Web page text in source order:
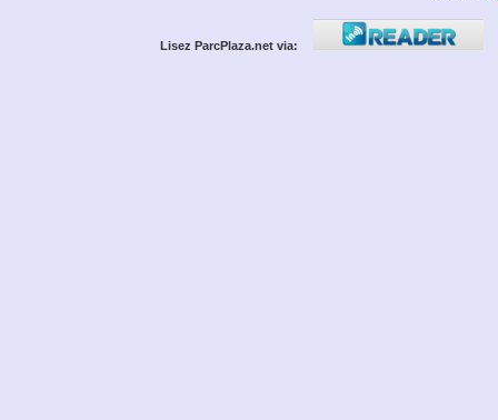
Lisez ParcPlaza.net via: